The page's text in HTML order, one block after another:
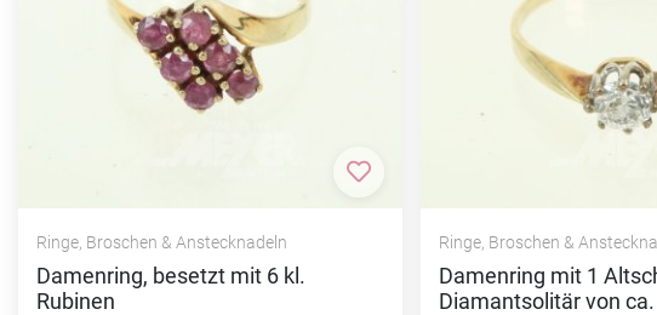
Zur Merkliste hinzufügen
Ringe, Broschen & Anstecknadeln
Damenring, besetzt mit 6 kl.
Rubinen
Ringe, Broschen &
Damenring mit 1
Diamantsolitär von